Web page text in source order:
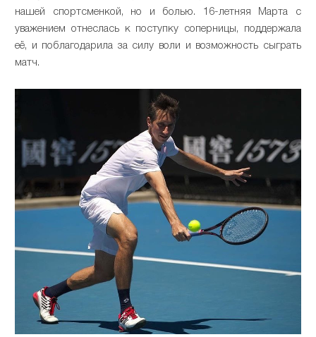
нашей спортсменкой, но и болью. 16-летняя Марта с
уважением отнеслась к поступку соперницы, поддержала
её, и поблагодарила за силу воли и возможность сыграть
матч.